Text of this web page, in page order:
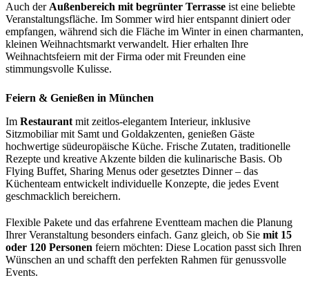
Auch der Außenbereich mit begrünter Terrasse ist eine beliebte
Veranstaltungsfläche. Im Sommer wird hier entspannt diniert oder
empfangen, während sich die Fläche im Winter in einen charmanten,
kleinen Weihnachtsmarkt verwandelt. Hier erhalten Ihre
Weihnachtsfeiern mit der Firma oder mit Freunden eine
stimmungsvolle Kulisse.
Feiern & Genießen in München
Im Restaurant mit zeitlos-elegantem Interieur, inklusive
Sitzmobiliar mit Samt und Goldakzenten, genießen Gäste
hochwertige südeuropäische Küche. Frische Zutaten, traditionelle
Rezepte und kreative Akzente bilden die kulinarische Basis. Ob
Flying Buffet, Sharing Menus oder gesetztes Dinner – das
Küchenteam entwickelt individuelle Konzepte, die jedes Event
geschmacklich bereichern.
Flexible Pakete und das erfahrene Eventteam machen die Planung
Ihrer Veranstaltung besonders einfach. Ganz gleich, ob Sie mit 15
oder 120 Personen feiern möchten: Diese Location passt sich Ihren
Wünschen an und schafft den perfekten Rahmen für genussvolle
Events.